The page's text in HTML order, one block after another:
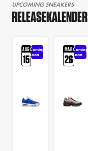
UPCOMING SNEAKERS
RELEASEKALENDER
AUG
15
Coming
soon
MAR
26
Coming
soon